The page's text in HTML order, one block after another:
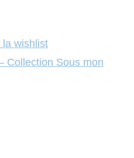
la wishlist
Collection Sous mon